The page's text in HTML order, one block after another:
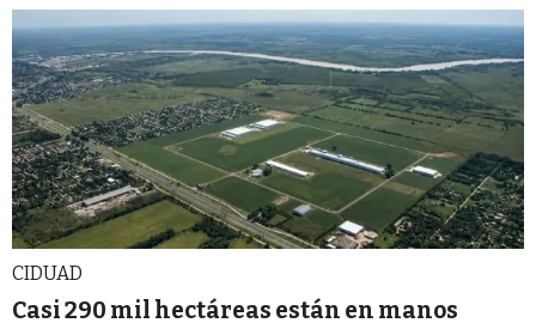
CIDUAD
Casi 290 mil hectáreas están en manos